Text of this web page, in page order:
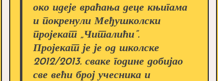
око идеје враћања деце књигама
и покренули Међушколски
пројекат „Читалићи”.
Пројекат је је од школске
2012/2013. сваке године добијао
све већи број учесника и